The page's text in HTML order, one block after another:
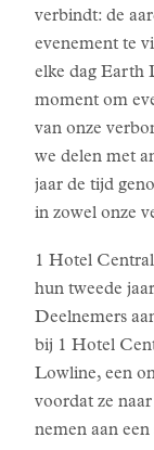
verbindt: de
evenement te
elke dag Earth
moment om
van onze
we delen met
jaar de tijd
in zowel onze
1 Hotel
hun tweede
Deelnemers
bij 1 Hotel
Lowline, een
voordat ze
nemen aan